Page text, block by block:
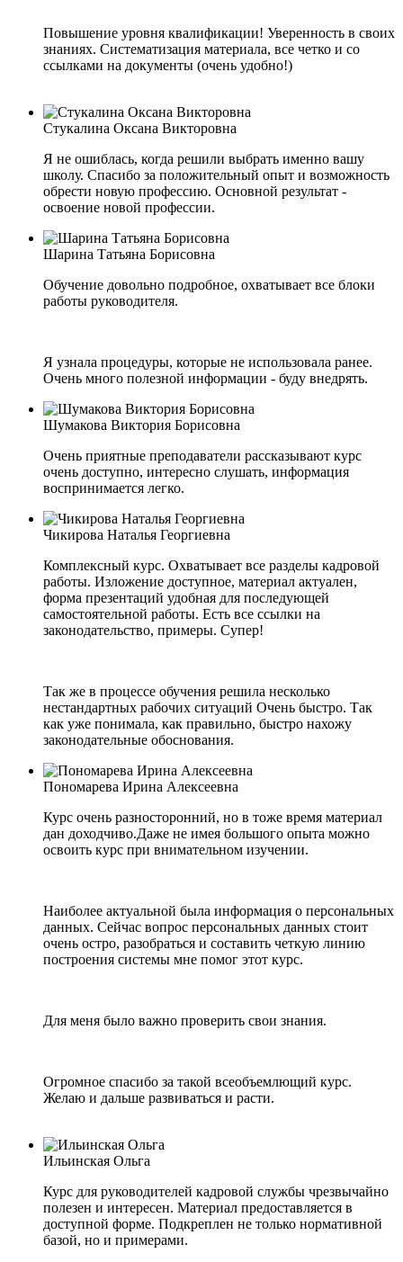
Повышение уровня квалификации! Уверенность в своих
знаниях. Систематизация материала, все четко и со
ссылками на документы (очень удобно!)
Стукалина Оксана Викторовна
Я не ошиблась, когда решили выбрать именно вашу
школу. Спасибо за положительный опыт и возможность
обрести новую профессию. Основной результат -
освоение новой профессии.
Шарина Татьяна Борисовна
Обучение довольно подробное, охватывает все блоки
работы руководителя.
Я узнала процедуры, которые не использовала ранее.
Очень много полезной информации - буду внедрять.
Шумакова Виктория Борисовна
Очень приятные преподаватели рассказывают курс
очень доступно, интересно слушать, информация
воспринимается легко.
Чикирова Наталья Георгиевна
Комплексный курс. Охватывает все разделы кадровой
работы. Изложение доступное, материал актуален,
форма презентаций удобная для последующей
самостоятельной работы. Есть все ссылки на
законодательство, примеры. Супер!
Так же в процессе обучения решила несколько
нестандартных рабочих ситуаций Очень быстро. Так
как уже понимала, как правильно, быстро нахожу
законодательные обоснования.
Пономарева Ирина Алексеевна
Курс очень разносторонний, но в тоже время материал
дан доходчиво.Даже не имея большого опыта можно
освоить курс при внимательном изучении.
Наиболее актуальной была информация о персональных
данных. Сейчас вопрос персональных данных стоит
очень остро, разобраться и составить четкую линию
построения системы мне помог этот курс.
Для меня было важно проверить свои знания.
Огромное спасибо за такой всеобъемлющий курс.
Желаю и дальше развиваться и расти.
Ильинская Ольга
Курс для руководителей кадровой службы чрезвычайно
полезен и интересен. Материал предоставляется в
доступной форме. Подкреплен не только нормативной
базой, но и примерами.